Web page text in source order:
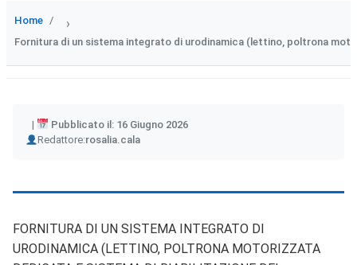
Home ›
Fornitura di un sistema integrato di urodinamica (lettino, poltrona
Pubblicato il: 16 Giugno 2026
Redattore:
Author rosalia.cala
FORNITURA DI UN SISTEMA INTEGRATO DI
URODINAMICA (LETTINO, POLTRONA MOTORIZZATA